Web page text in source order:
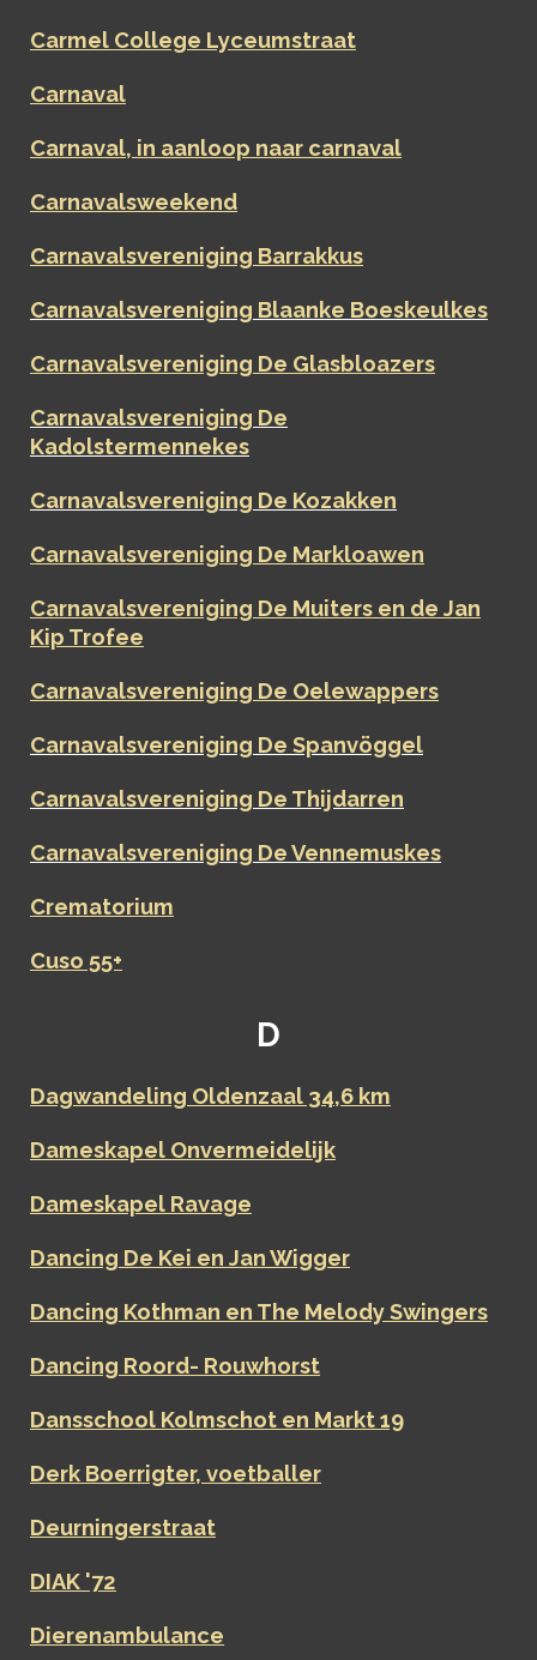
Carmel College Lyceumstraat
Carnaval
Carnaval, in aanloop naar carnaval
Carnavalsweekend
Carnavalsvereniging Barrakkus
Carnavalsvereniging Blaanke Boeskeulkes
Carnavalsvereniging De Glasbloazers
Carnavalsvereniging De
Kadolstermennekes
Carnavalsvereniging De Kozakken
Carnavalsvereniging De Markloawen
Carnavalsvereniging De Muiters en de Jan
Kip Trofee
Carnavalsvereniging De Oelewappers
Carnavalsvereniging De Spanvöggel
Carnavalsvereniging De Thijdarren
Carnavalsvereniging De Vennemuskes
Crematorium
Cuso 55+
D
Dagwandeling Oldenzaal 34,6 km
Dameskapel Onvermeidelijk
Dameskapel Ravage
Dancing De Kei en Jan Wigger
Dancing Kothman en The Melody Swingers
Dancing Roord- Rouwhorst
Dansschool Kolmschot en Markt 19
Derk Boerrigter, voetballer
Deurningerstraat
DIAK '72
Dierenambulance